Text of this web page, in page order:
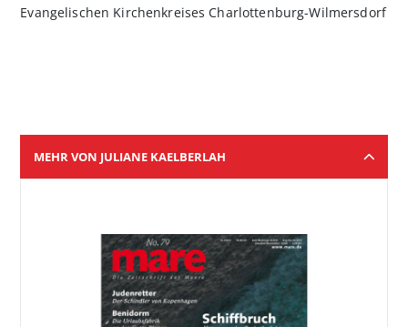
Evangelischen Kirchenkreises Charlottenburg-Wilmersdorf
MEHR VON JULIANE KAELBERLAH